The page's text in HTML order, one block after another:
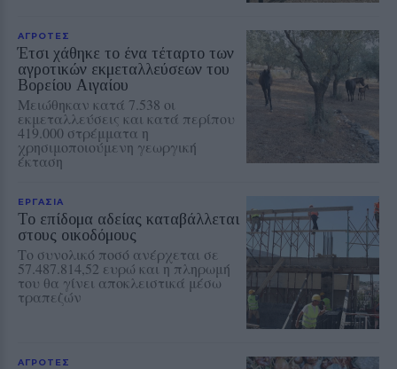
ΑΓΡΟΤΕΣ
Έτσι χάθηκε το ένα τέταρτο των
αγροτικών εκμεταλλεύσεων του
Βορείου Αιγαίου
Μειώθηκαν κατά 7.538 οι
εκμεταλλεύσεις και κατά περίπου
419.000 στρέμματα η
χρησιμοποιούμενη γεωργική
έκταση
ΕΡΓΑΣΙΑ
Το επίδομα αδείας καταβάλλεται
στους οικοδόμους
Το συνολικό ποσό ανέρχεται σε
57.487.814,52 ευρώ και η πληρωμή
του θα γίνει αποκλειστικά μέσω
τραπεζών
ΑΓΡΟΤΕΣ